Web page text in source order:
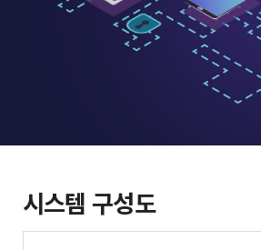
시스템 구성도